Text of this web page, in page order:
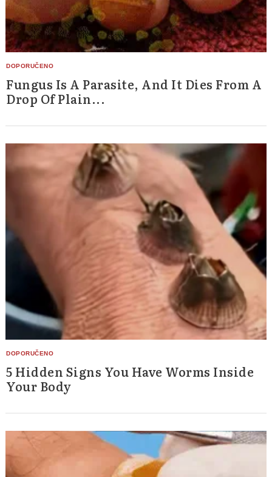
Fungus Is A Parasite, And It Dies From A
Drop Of Plain...
5 Hidden Signs You Have Worms Inside
Your Body
Search